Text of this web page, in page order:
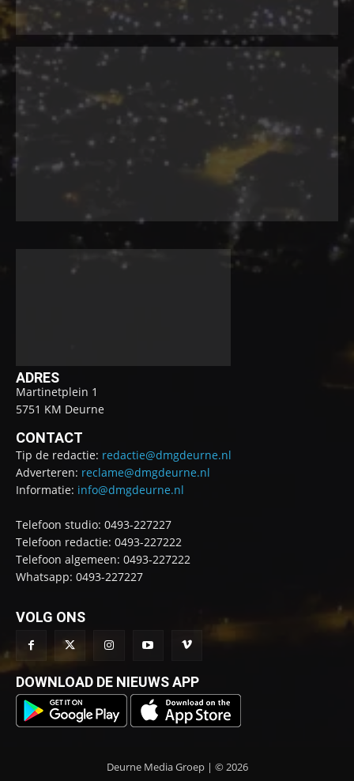
ADRES
Martinetplein 1
5751 KM Deurne
CONTACT
Tip de redactie: redactie@dmgdeurne.nl
Adverteren: reclame@dmgdeurne.nl
Informatie: info@dmgdeurne.nl
Telefoon studio: 0493-227227
Telefoon redactie: 0493-227222
Telefoon algemeen: 0493-227222
Whatsapp: 0493-227227
VOLG ONS
DOWNLOAD DE NIEUWS APP
Deurne Media Groep | © 2026